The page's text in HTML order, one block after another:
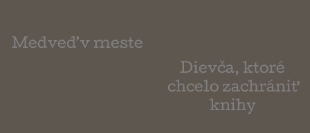
Medveď v meste
Dievča, ktoré
chcelo zachrániť
knihy